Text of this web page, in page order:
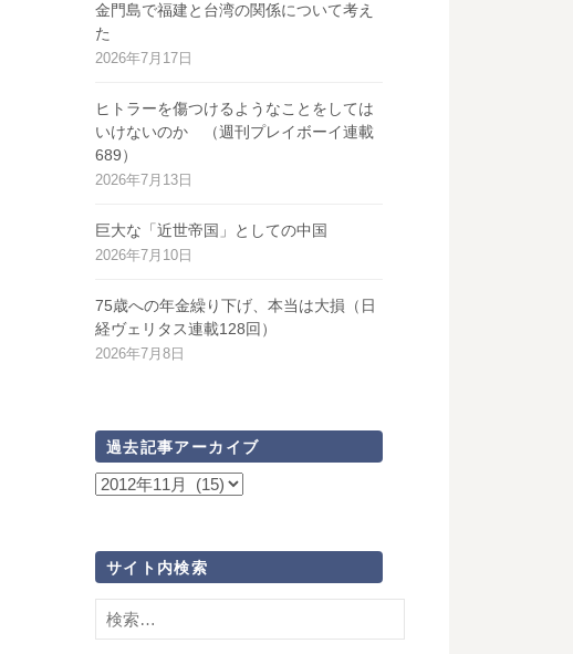
金門島で福建と台湾の関係について考え
た
2026年7月17日
ヒトラーを傷つけるようなことをしては
いけないのか （週刊プレイボーイ連載
689）
2026年7月13日
巨大な「近世帝国」としての中国
2026年7月10日
75歳への年金繰り下げ、本当は大損（日
経ヴェリタス連載128回）
2026年7月8日
過去記事アーカイブ
過
事
ー
カ
サイト内検索
検
索: